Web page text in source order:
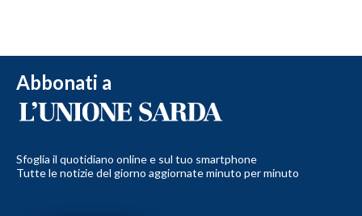
Abbonati a
Sfoglia il quotidiano online e sul tuo smartphone
Tutte le notizie del giorno aggiornate minuto per minuto